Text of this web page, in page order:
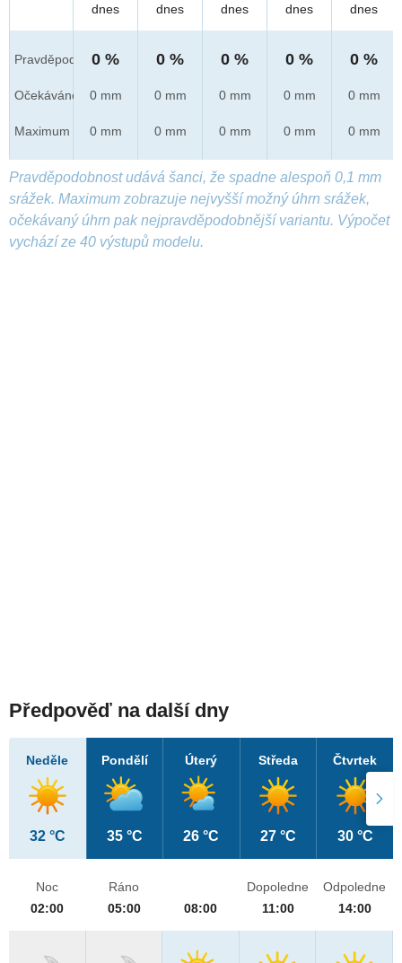
Pravděpod.
Očekáváno
Maximum
dnes
0 %
0 mm
0 mm
dnes
0 %
0 mm
0 mm
dnes
0 %
0 mm
0 mm
dnes
0 %
0 mm
0 mm
dnes
0 %
0 mm
0 mm
Pravděpodobnost udává šanci, že spadne alespoň 0,1 mm
srážek. Maximum zobrazuje nejvyšší možný úhrn srážek,
očekávaný úhrn pak nejpravděpodobnější variantu. Výpočet
vychází ze 40 výstupů modelu.
Předpověď na další dny
Neděle
32 °C
Pondělí
35 °C
Úterý
26 °C
Středa
27 °C
Čtvrtek
30 °C
Noc
02:00
Ráno
05:00
08:00
Dopoledne
11:00
Odpoledne
14:00